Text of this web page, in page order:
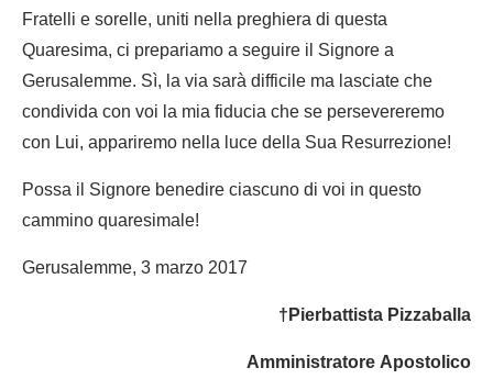
Fratelli e sorelle, uniti nella preghiera di questa
Quaresima, ci prepariamo a seguire il Signore a
Gerusalemme. Sì, la via sarà difficile ma lasciate che
condivida con voi la mia fiducia che se persevereremo
con Lui, appariremo nella luce della Sua Resurrezione!
Possa il Signore benedire ciascuno di voi in questo
cammino quaresimale!
Gerusalemme, 3 marzo 2017
†Pierbattista Pizzaballa
Amministratore Apostolico